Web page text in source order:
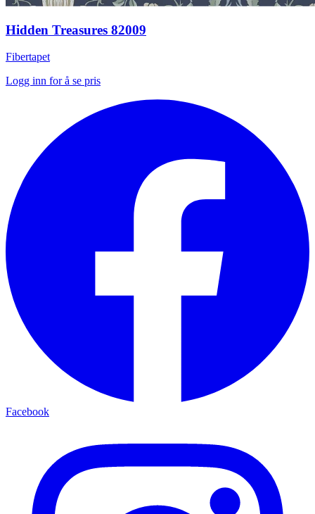
Hidden Treasures 82009
Fibertapet
Logg inn for å se pris
Facebook